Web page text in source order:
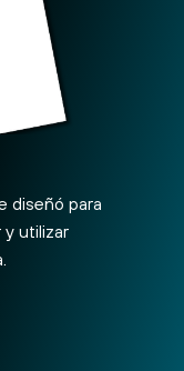
diseñó para
y utilizar